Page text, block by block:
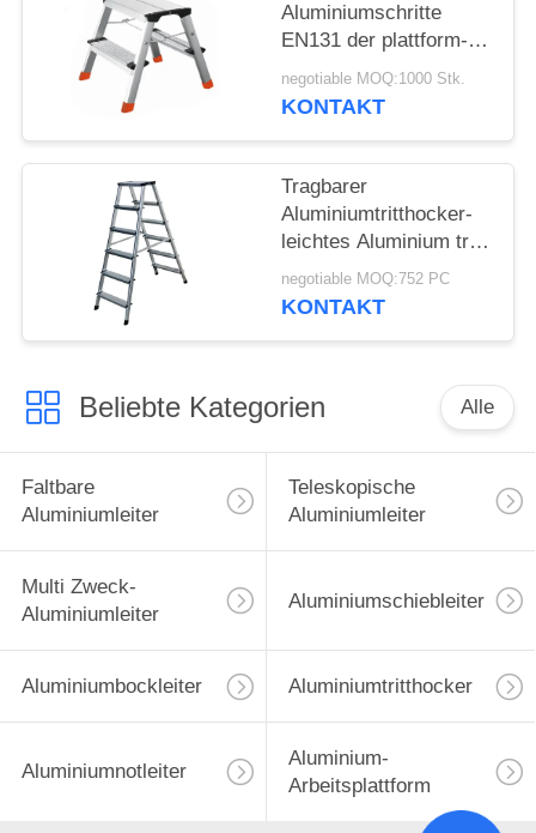
Aluminiumschritte
EN131 der plattform-
Leiter-2x2 bescheinigt
negotiable MOQ:1000 Stk.
KONTAKT
Tragbarer
Aluminiumtritthocker-
leichtes Aluminium tritt
Schritte 2x6
negotiable MOQ:752 PC
KONTAKT
Beliebte Kategorien Alle
Faltbare
Aluminiumleiter
Teleskopische
Aluminiumleiter
Multi Zweck-
Aluminiumleiter
Aluminiumschiebleiter
Aluminiumbockleiter Aluminiumtritthocker
Aluminiumnotleiter
Aluminium-
Arbeitsplattform